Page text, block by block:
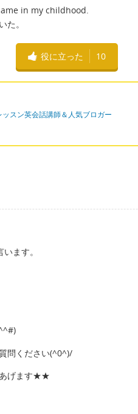
in my childhood.
た。
役に立った 10
スン英会話講師＆人気ブロガー
ます。
問ください(^0^)/
げます★★